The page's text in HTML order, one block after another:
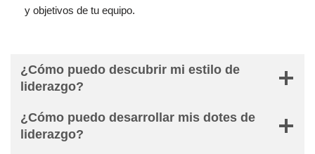
y objetivos de tu equipo.
¿Cómo puedo descubrir mi estilo de
liderazgo?
¿Cómo puedo desarrollar mis dotes de
liderazgo?